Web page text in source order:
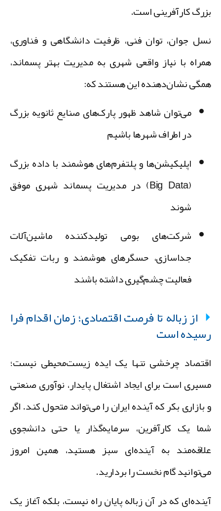
کارآفرینی است.
جوان، توان فنی، ظرفیت دانشگاهی و فناوری،
با نیاز واقعی شهری به مدیریت بهتر پسماند،
نشان‌دهنده این هستند که:
می‌توان شاهد ظهورپارک‌های صنایع ثانویهبزرگ
در اطراف شهرها باشیم
اپلیکیشن‌ها و پلتفرم‌های هوشمند با داده بزرگ
(Big Data) در مدیریت پسماند شهری موفق
شوند
شرکت‌های بومی تولیدکننده ماشین‌آلات
جداسازی، حسگرهای هوشمند و ربات تفکیک
فعالیت چشم‌گیری داشته باشند
از زباله تا فرصت اقتصادی؛ زمان اقدام فرا
است
چرخشی تنها یک ایده زیست‌محیطی نیست؛
است برای ایجاد اشتغال پایدار، نوآوری صنعتی
بکر که آینده ایران را می‌تواند متحول کند. اگر
یک کارآفرین، سرمایه‌گذار یا حتی دانشجوی
به آینده‌ای سبز هستید، همین امروز
گام نخست را بردارید.
که در آن زباله پایان راه نیست، بلکه آغاز یک